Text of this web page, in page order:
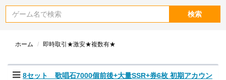
検索
ホーム 即時取引★激安★複数有★
8セット 歌唱石7000個前後+大量SSR+券6枚 初期アカウン